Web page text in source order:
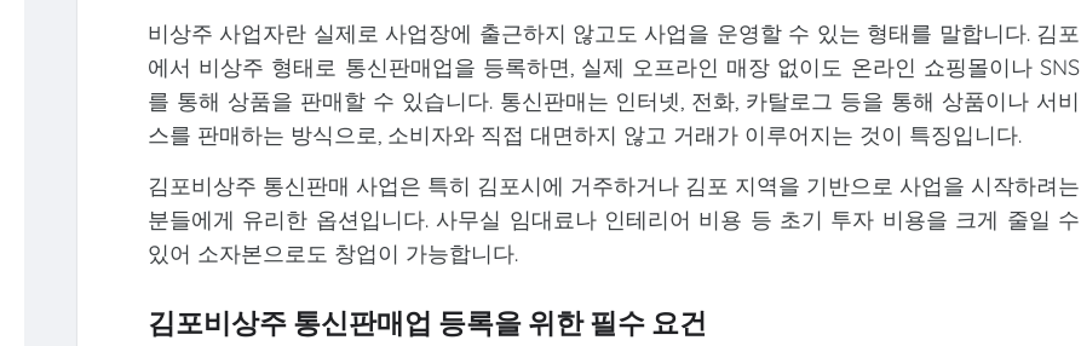
비상주 사업자란 실제로 사업장에 출근하지 않고도 사업을 운영할 수 있는 형태를 말합니다. 김포
에서 비상주 형태로 통신판매업을 등록하면, 실제 오프라인 매장 없이도 온라인 쇼핑몰이나 SNS
를 통해 상품을 판매할 수 있습니다. 통신판매는 인터넷, 전화, 카탈로그 등을 통해 상품이나 서비
스를 판매하는 방식으로, 소비자와 직접 대면하지 않고 거래가 이루어지는 것이 특징입니다.
김포비상주 통신판매 사업은 특히 김포시에 거주하거나 김포 지역을 기반으로 사업을 시작하려는
분들에게 유리한 옵션입니다. 사무실 임대료나 인테리어 비용 등 초기 투자 비용을 크게 줄일 수
있어 소자본으로도 창업이 가능합니다.
김포비상주 통신판매업 등록을 위한 필수 요건